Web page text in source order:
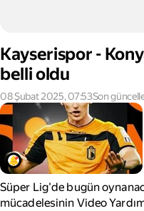
Kayserispor -
belli oldu
08 Şubat 2025, 07:53Son
Süper Lig'de bugün
mücadelesinin Video